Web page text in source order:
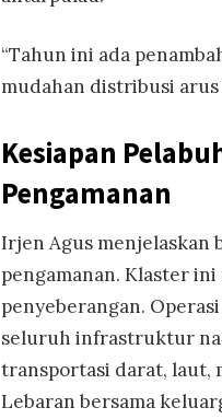
“Tahun ini ada
mudahan distribusi
Kesiapan
Pengamanan
Irjen Agus menjelaskan
pengamanan. Klaster
penyeberangan.
seluruh infrastruktur
transportasi darat, laut,
Lebaran bersama